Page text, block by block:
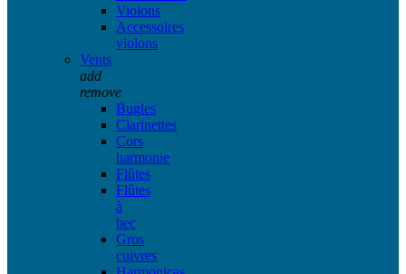
Violons
Accessoires
violons
Vents
add
remove
Bugles
Clarinettes
Cors
harmonie
Flûtes
Flûtes
à
bec
Gros
cuivres